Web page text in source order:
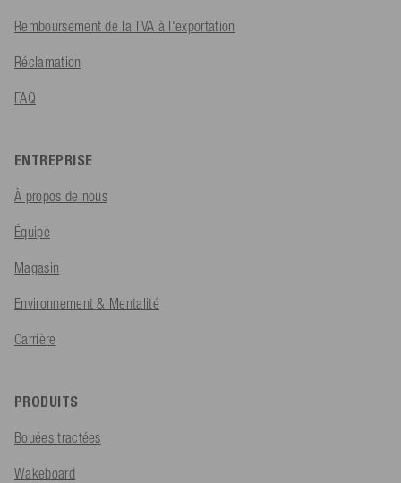
Remboursement de la TVA à l'exportation
Réclamation
FAQ
ENTREPRISE
À propos de nous
Équipe
Magasin
Environnement & Mentalité
Carrière
PRODUITS
Bouées tractées
Wakeboard